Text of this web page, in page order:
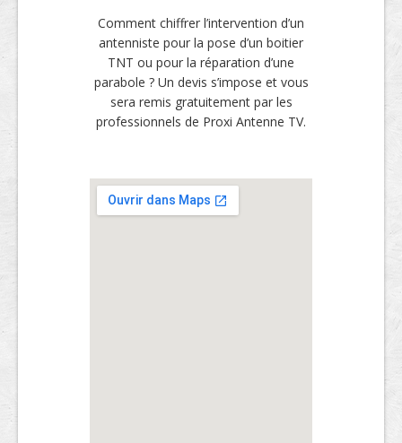
Comment chiffrer l’intervention d’un
antenniste pour la pose d’un boitier
TNT ou pour la réparation d’une
parabole ? Un devis s’impose et vous
sera remis gratuitement par les
professionnels de Proxi Antenne TV.